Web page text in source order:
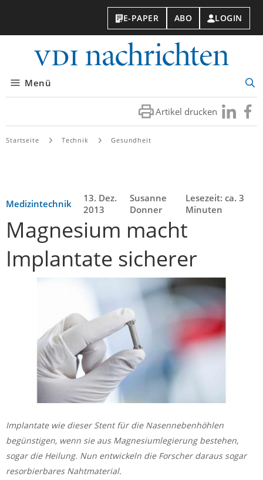
E-PAPER ABO LOGIN
Menü
Artikel drucken Besuchen
Sie
Sie
Startseite Technik Gesundheit
Medizintechnik
13. Dez.
2013
Susanne
Donner
Lesezeit: ca. 3
Minuten
Magnesium macht
Implantate sicherer
Implantate wie dieser Stent für die Nasennebenhöhlen
begünstigen, wenn sie aus Magnesiumlegierung bestehen,
sogar die Heilung. Nun entwickeln die Forscher daraus sogar
resorbierbares Nahtmaterial.